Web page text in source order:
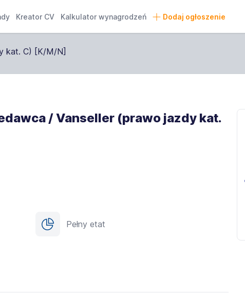
Kreator CV Kalkulator wynagrodzeń Dodaj ogłoszenie
/ Vanseller (prawo jazdy kat.
Pełny etat